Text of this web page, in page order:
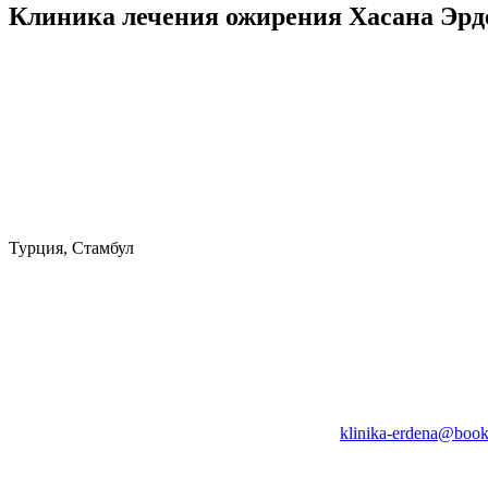
Клиника лечения ожирения Хасана
Турция, Стамбул
klinika-